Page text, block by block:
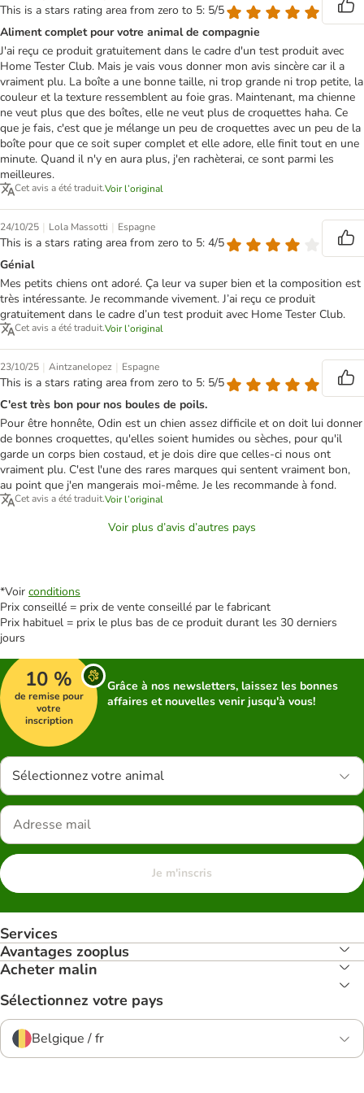
This is a stars rating area from zero to 5: 5/5
Aliment complet pour votre animal de compagnie
J'ai reçu ce produit gratuitement dans le cadre d'un test produit avec
Home Tester Club. Mais je vais vous donner mon avis sincère car il a
vraiment plu. La boîte a une bonne taille, ni trop grande ni trop petite, la
couleur et la texture ressemblent au foie gras. Maintenant, ma chienne
ne veut plus que des boîtes, elle ne veut plus de croquettes haha. Ce
que je fais, c'est que je mélange un peu de croquettes avec un peu de la
boîte pour que ce soit super complet et elle adore, elle finit tout en une
minute. Quand il n'y en aura plus, j'en rachèterai, ce sont parmi les
meilleures.
Cet avis a été traduit.Voir l’original
24/10/25 | Lola Massotti | Espagne
This is a stars rating area from zero to 5: 4/5
Génial
Mes petits chiens ont adoré. Ça leur va super bien et la composition est
très intéressante. Je recommande vivement. J’ai reçu ce produit
gratuitement dans le cadre d’un test produit avec Home Tester Club.
Cet avis a été traduit.Voir l’original
23/10/25 | Aintzanelopez | Espagne
This is a stars rating area from zero to 5: 5/5
C'est très bon pour nos boules de poils.
Pour être honnête, Odin est un chien assez difficile et on doit lui donner
de bonnes croquettes, qu'elles soient humides ou sèches, pour qu'il
garde un corps bien costaud, et je dois dire que celles-ci nous ont
vraiment plu. C'est l'une des rares marques qui sentent vraiment bon,
au point que j'en mangerais moi-même. Je les recommande à fond.
Cet avis a été traduit.Voir l’original
Voir plus d’avis d’autres pays
*Voir conditions
Prix conseillé = prix de vente conseillé par le fabricant
Prix habituel = prix le plus bas de ce produit durant les 30 derniers
jours
10 %
de remise pour
votre
inscription
Grâce à nos newsletters, laissez les bonnes
affaires et nouvelles venir jusqu'à vous!
Sélectionnez votre animal
Je m'inscris
Services
Avantages zooplus
Acheter malin
Sélectionnez votre pays
Belgique / fr